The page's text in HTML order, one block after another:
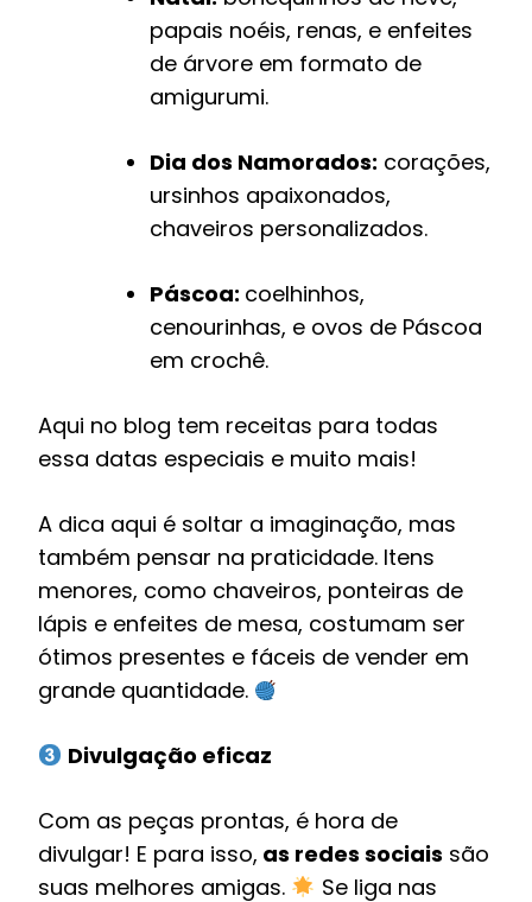
papais noéis, renas, e enfeites
de árvore em formato de
amigurumi.
Dia dos Namorados: corações,
ursinhos apaixonados,
chaveiros personalizados.
Páscoa: coelhinhos,
cenourinhas, e ovos de Páscoa
em crochê.
Aqui no blog tem receitas para todas
essa datas especiais e muito mais!
A dica aqui é soltar a imaginação, mas
também pensar na praticidade. Itens
menores, como chaveiros, ponteiras de
lápis e enfeites de mesa, costumam ser
ótimos presentes e fáceis de vender em
grande quantidade.
Divulgação eficaz
Com as peças prontas, é hora de
divulgar! E para isso, as redes sociais são
suas melhores amigas.
Se liga nas